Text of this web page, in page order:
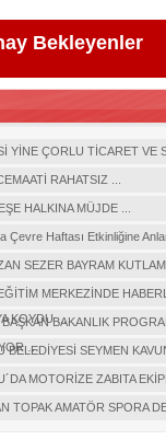
Bekleyenler
YİNE ÇORLU TİCARET VE
RAHATSIZ ...
HALKINA MÜJDE ...
Çevre Haftası Etkinliğine
SEZER BAYRAM
MERKEZİNDE
KOYDU ...BAKANLIK
…
BELEDİYESİ SEYMEN
MOTORİZE ZABITA
TOPAK AMATÖR SPORA